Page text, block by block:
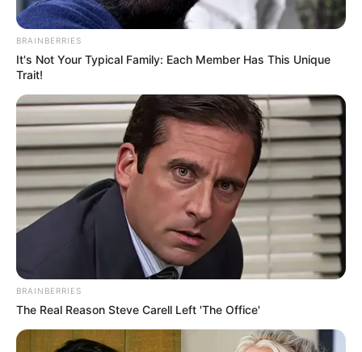
Circular en horario restringido implica una sanción
contemplada en el código C.14 del Código Nacional de
Tránsito. La multa vigente es de
colombianos.
Además del comparendo económico, las autoridades
pueden ordenar lainmovilización del vehículo, generando
gastos adicionales por concepto de grúa y permanencia
en patios.
Recomendaciones para evitar
sanciones y contratiempos
terminación de la placa
antes de iniciar
cualquier recorrido permite planear mejor los
jornada.
BRAINBERRIES
It's Not Your Typical Family: Each Member Has This Unique
Trait!
BRAINBERRIES
The Real Reason Steve Carell Left 'The Office'